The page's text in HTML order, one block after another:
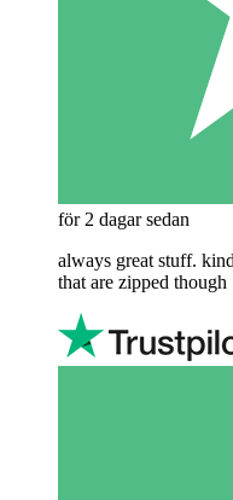
för 2 dagar sedan
always great stuff.
that are zipped though